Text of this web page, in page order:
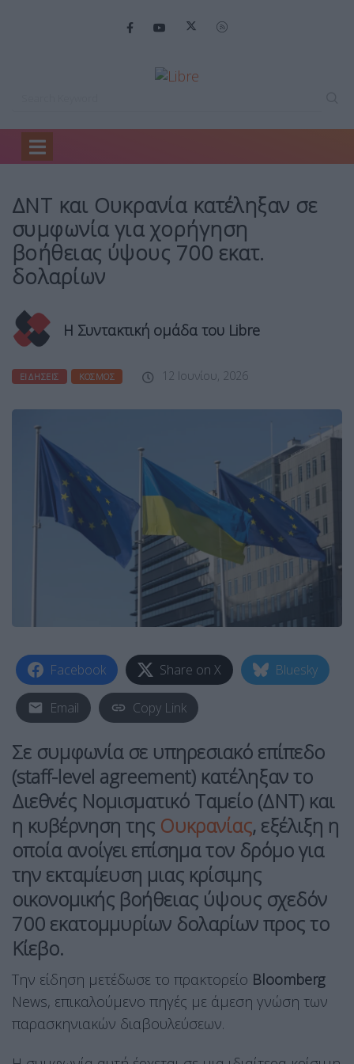
Home
ΔΝΤ και Ουκρανία κατέληξαν σε
συμφωνία για χορήγηση
βοήθειας ύψους 700 εκατ.
δολαρίων
Η Συντακτική ομάδα του Libre
ΕΙΔΉΣΕΙΣ ΚΌΣΜΟΣ 12 Ιουνίου, 2026
Facebook Share on X Bluesky
Email Copy Link
Σε συμφωνία σε υπηρεσιακό επίπεδο
(staff-level agreement) κατέληξαν το
Διεθνές Νομισματικό Ταμείο (ΔΝΤ) και
η κυβέρνηση της Ουκρανίας, εξέλιξη η
οποία ανοίγει επίσημα τον δρόμο για
την εκταμίευση μιας κρίσιμης
οικονομικής βοήθειας ύψους σχεδόν
700 εκατομμυρίων δολαρίων προς το
Κίεβο.
Την είδηση μετέδωσε το πρακτορείο Bloomberg
News, επικαλούμενο πηγές με άμεση γνώση των
παρασκηνιακών διαβουλεύσεων.